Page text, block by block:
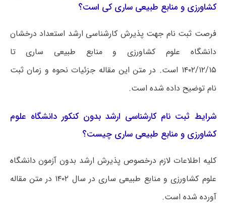
کشاورزی و منابع طبیعی ساری کی است؟
فرصت ثبت نام جهت پذیرش کارشناسی ارشد استعداد درخشان
دانشگاه علوم کشاورزی و منابع طبیعی ساری تا
۱۴۰۲/۱۲/۱۵ است. در متن این مقاله جزئیات نحوه و زمان ثبت
نام توضیح داده شده است.
شرایط ثبت نام کارشناسی ارشد بدون کنکور دانشگاه علوم
کشاورزی و منابع طبیعی ساری چیست؟
کلیه اطلاعات لازم درخصوص پذیرش ارشد بدون آزمون دانشگاه
علوم کشاورزی و منابع طبیعی ساری در سال ۱۴۰۲ در متن مقاله
آورده شده است.